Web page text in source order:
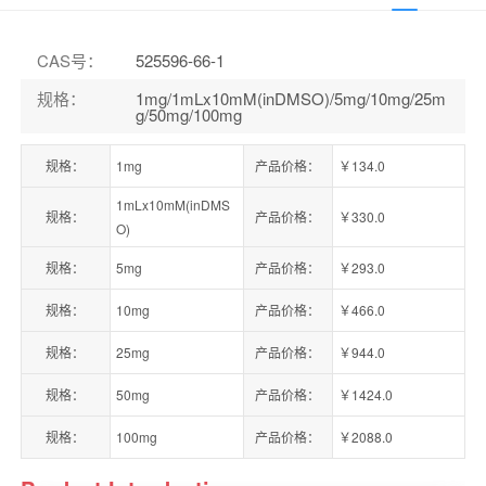
CAS号：
525596-66-1
规格： 1mg/1mLx10mM(inDMSO)/5mg/10mg/25m
g/50mg/100mg
规格： 1mg 产品价格： ￥134.0
规格：
1mLx10mM(inDMS
O)
产品价格： ￥330.0
规格： 5mg 产品价格： ￥293.0
规格： 10mg 产品价格： ￥466.0
规格： 25mg 产品价格： ￥944.0
规格： 50mg 产品价格： ￥1424.0
规格： 100mg 产品价格： ￥2088.0